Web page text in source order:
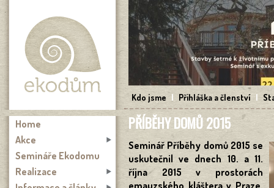
Kdo jsme | Přihláška a členství |
PŘÍBĚHY DOMŮ 2015
Seminář Příběhy domů 2015 se
uskutečnil ve dnech 10. a 11.
října 2015 v prostorách
emauzského kláštera v Praze.
Home
Akce
Semináře Ekodomu
Realizace